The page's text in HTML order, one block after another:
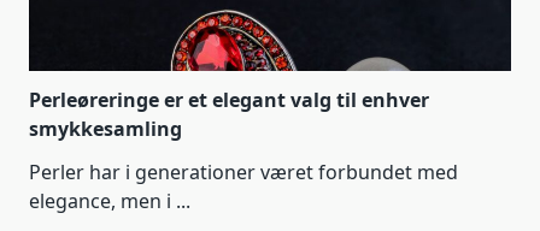
Perleøreringe er et elegant valg til enhver
smykkesamling
Perler har i generationer været forbundet med
elegance, men i ...